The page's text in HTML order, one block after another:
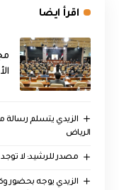
اقرأ ايضا
الزيدي يتسلم رسالة
الرياض
مصدر للرشيد: لا
الزيدي يوجه بحضور